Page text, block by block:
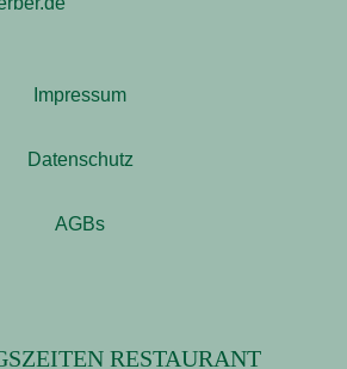
Impressum
Datenschutz
AGBs
RESTAURANT